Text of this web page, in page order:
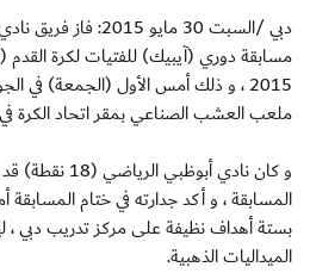
دبي /السبت 30 مايو
2015 ، و ذلك أمس الأول (الجمعة) في
ملعب العشب الصناعي بمقر اتحاد الكرة
و كان نادي
المسابقة ، و أكد جدارته في ختام
بستة أهداف نظيفة على مركز تدريب دبي ،
الميداليات الذهبية.